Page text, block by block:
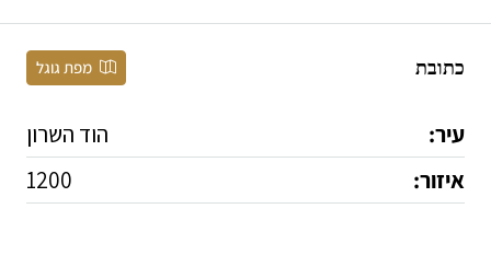
כתובת מפת גוגל
עיר:
הוד השרון
איזור:
1200